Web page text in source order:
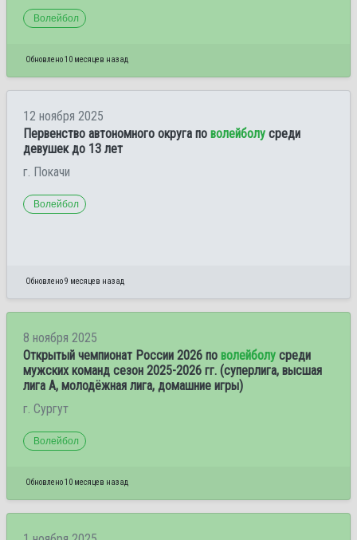
Волейбол
Обновлено 10 месяцев назад
12 ноября 2025
Первенство автономного округа по волейболу среди
девушек до 13 лет
г. Покачи
Волейбол
Обновлено 9 месяцев назад
8 ноября 2025
Открытый чемпионат России 2026 по волейболу среди
мужских команд сезон 2025-2026 гг. (суперлига, высшая
лига А, молодёжная лига, домашние игры)
г. Сургут
Волейбол
Обновлено 10 месяцев назад